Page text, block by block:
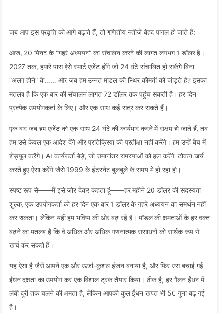
जब आप इस प्रवृत्ति को आगे बढ़ाते हैं, तो गणितीय नतीजे बेहद पागल हो जाते हैं:
आज, 20 मिनट के “गहरे अध्ययन” का संचालन करने की लागत लगभग 1 डॉलर है।
2027 तक, हमारे पास ऐसे स्मार्ट एजेंट होंगे जो 24 घंटे संचालित हो सकेंगे बिना
“अलग होने” के…… और जब हम उन्नत मॉडल की स्थिर कीमतों को जोड़ते हैं? इसका
मतलब है कि एक बार की संचालन लागत 72 डॉलर तक पहुंच सकती है। हर दिन,
प्रत्येक उपयोगकर्ता के लिए। और एक साथ कई सत्र कर सकते हैं।
एक बार जब हम एजेंट को एक साथ 24 घंटे की कार्यभार करने में सक्षम हो जाते हैं, तब
हम उसे केवल एक आदेश देंगे और प्रतिक्रिया की प्रतीक्षा नहीं करेंगे। हम उन्हें बैच में
शेड्यूल करेंगे। AI कार्यकर्ता बेड़े, जो समानांतर समस्याओं को हल करेंगे, टोकन खर्च
करते हुए ऐसा करेंगे जैसे 1999 के इंटरनेट बुलबुले के समय में हो रहा हो।
स्पष्ट रूप से——मैं इसे जोर देकर कहता हूं——हर महीने 20 डॉलर की सदस्यता
शुल्क, एक उपयोगकर्ता को हर दिन एक बार 1 डॉलर के गहरे अध्ययन का समर्थन नहीं
कर सकता। लेकिन यही हम भविष्य की ओर बढ़ रहे हैं। मॉडल की क्षमताओं के हर वक्त
बढ़ने का मतलब है कि वे अधिक और अधिक गणनात्मक संसाधनों को सार्थक रूप से
खर्च कर सकते हैं।
यह ऐसा है जैसे आपने एक और ऊर्जा-कुशल इंजन बनाया है, और फिर उस बचाई गई
ईंधन दक्षता का उपयोग कर एक विशाल ट्रक तैयार किया। ठीक है, हर गैलन ईंधन में
लंबी दूरी तक चलने की क्षमता है, लेकिन आपकी कुल ईंधन खपत भी 50 गुना बढ़ गई
है।